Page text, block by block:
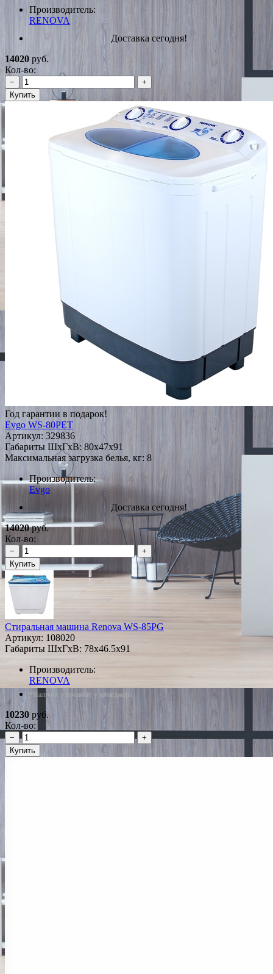
Производитель:
RENOVA
Доставка сегодня!
14020 руб.
Кол-во:
−
+
Купить
Год гарантии в подарок!
Evgo WS-80PET
Артикул: 329836
Габариты ШxГxВ: 80x47x91
Максимальная загрузка белья, кг: 8
Производитель:
Evgo
Доставка сегодня!
14020руб.
Кол-во:
−
+
Купить
Стиральная машина Renova WS-85PG
Артикул: 108020
Габариты ШxГxВ: 78x46.5x91
Производитель:
RENOVA
*Наличие уточняйте у менеджера
10230 руб.
Кол-во:
−
+
Купить